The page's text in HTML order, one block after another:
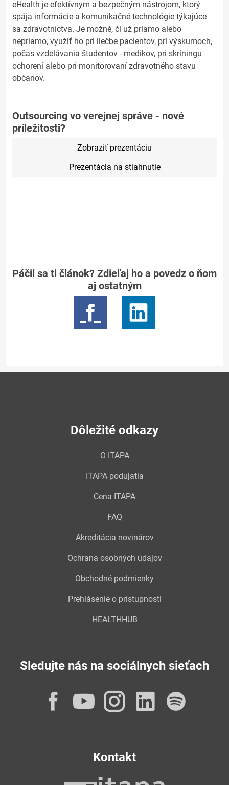
eHealth je efektívnym a bezpečným nástrojom, ktorý
spája informácie a komunikačné technológie týkajúce
sa zdravotníctva. Je možné, či už priamo alebo
nepriamo, využiť ho pri liečbe pacientov, pri výskumoch,
počas vzdelávania študentov - medikov, pri skríningu
ochorení alebo pri monitorovaní zdravotného stavu
občanov.
Outsourcing vo verejnej správe - nové
príležitosti?
Zobraziť prezentáciu
Prezentácia na stiahnutie
Páčil sa ti článok? Zdieľaj ho a povedz o ňom
aj ostatným
Dôležité odkazy
O ITAPA
ITAPA podujatia
Cena ITAPA
FAQ
Akreditácia novinárov
Ochrana osobných údajov
Obchodné podmienky
Prehlásenie o prístupnosti
HEALTHHUB
Sledujte nás na sociálnych sieťach
Facebook
YouTube
Instagram
Kontakt